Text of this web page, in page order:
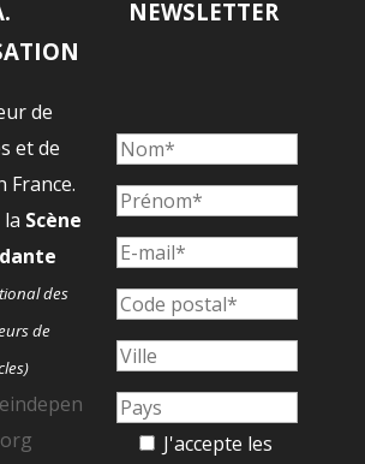
de
et de
France.
Scène
des
de
NEWSLETTER
J'accepte les